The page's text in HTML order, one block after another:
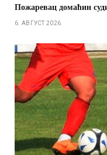
Пожаревац домаћин
6. АВГУСТ 2026.